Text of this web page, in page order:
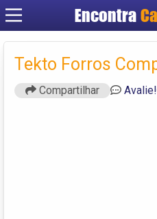
Encontra
Tekto Forros
Compartilhar Avalie!